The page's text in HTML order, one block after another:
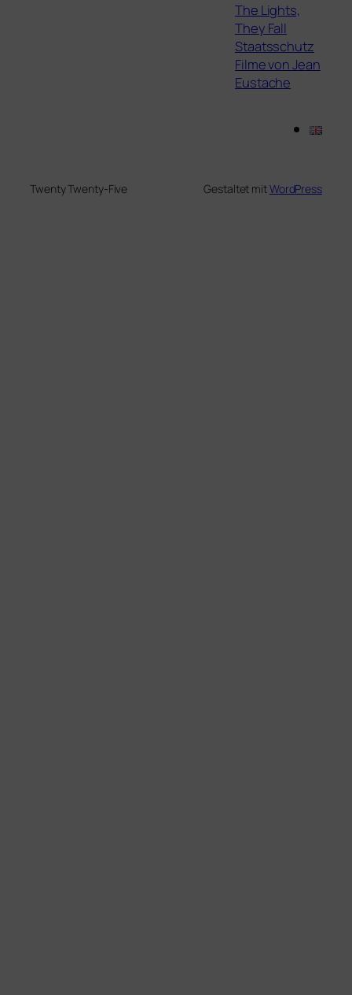
The Lights,
They Fall
Staatsschutz
Filme von Jean
Eustache
Twenty Twenty-Five Gestaltet mitWordPress